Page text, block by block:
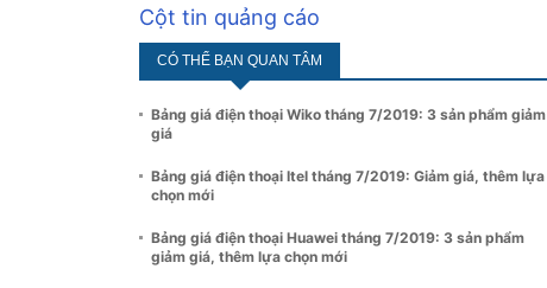
Cột tin quảng cáo
CÓ THỂ BẠN QUAN TÂM
Bảng giá điện thoại Wiko tháng 7/2019: 3 sản phẩm giảm
giá
Bảng giá điện thoại Itel tháng 7/2019: Giảm giá, thêm lựa
chọn mới
Bảng giá điện thoại Huawei tháng 7/2019: 3 sản phẩm
giảm giá, thêm lựa chọn mới